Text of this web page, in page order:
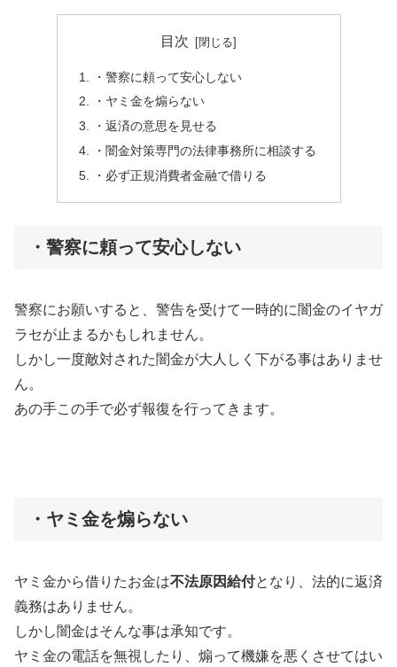
目次
・警察に頼って安心しない
・ヤミ金を煽らない
・返済の意思を見せる
・闇金対策専門の法律事務所に相談する
・必ず正規消費者金融で借りる
・警察に頼って安心しない
警察にお願いすると、警告を受けて一時的に闇金のイヤガ
ラセが止まるかもしれません。
しかし一度敵対された闇金が大人しく下がる事はありませ
ん。
あの手この手で必ず報復を行ってきます。
・ヤミ金を煽らない
ヤミ金から借りたお金は不法原因給付となり、法的に返済
義務はありません。
しかし闇金はそんな事は承知です。
ヤミ金の電話を無視したり、煽って機嫌を悪くさせてはい